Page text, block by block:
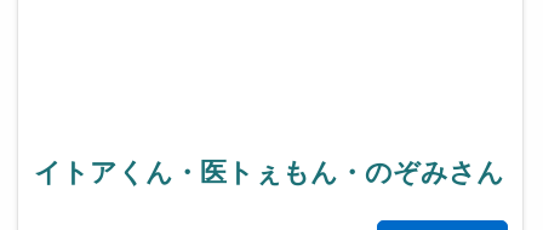
イトアくん・医トぇもん・のぞみさん